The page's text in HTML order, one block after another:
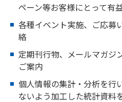
ペーン等お客様にとって有
各種イベント実施、ご応募
絡
定期刊行物、メールマガジ
ご案内
個人情報の集計・分析を行
ないよう加工した統計資料